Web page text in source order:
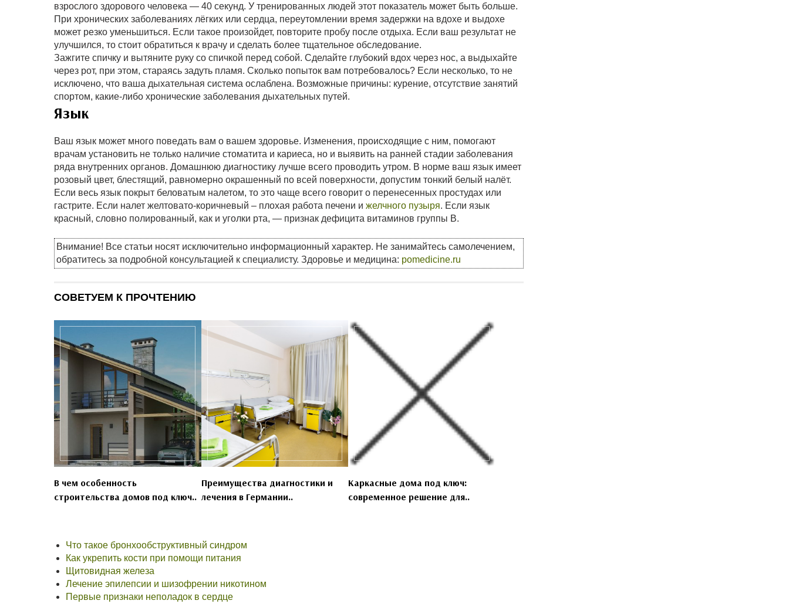
взрослого здорового человека — 40 секунд. У тренированных людей этот показатель может быть больше.
При хронических заболеваниях лёгких или сердца, переутомлении время задержки на вдохе и выдохе
может резко уменьшиться. Если такое произойдет, повторите пробу после отдыха. Если ваш результат не
улучшился, то стоит обратиться к врачу и сделать более тщательное обследование.
Зажгите спичку и вытяните руку со спичкой перед собой. Сделайте глубокий вдох через нос, а выдыхайте
через рот, при этом, стараясь задуть пламя. Сколько попыток вам потребовалось? Если несколько, то не
исключено, что ваша дыхательная система ослаблена. Возможные причины: курение, отсутствие занятий
спортом, какие-либо хронические заболевания дыхательных путей.
Язык
Ваш язык может много поведать вам о вашем здоровье. Изменения, происходящие с ним, помогают
врачам установить не только наличие стоматита и кариеса, но и выявить на ранней стадии заболевания
ряда внутренних органов. Домашнюю диагностику лучше всего проводить утром. В норме ваш язык имеет
розовый цвет, блестящий, равномерно окрашенный по всей поверхности, допустим тонкий белый налёт.
Если весь язык покрыт беловатым налетом, то это чаще всего говорит о перенесенных простудах или
гастрите. Если налет желтовато-коричневый – плохая работа печени и желчного пузыря. Если язык
красный, словно полированный, как и уголки рта, — признак дефицита витаминов группы В.
Внимание! Все статьи носят исключительно информационный характер. Не занимайтесь самолечением,
обратитесь за подробной консультацией к специалисту. Здоровье и медицина: pomedicine.ru
СОВЕТУЕМ К ПРОЧТЕНИЮ
В чем особенность
строительства домов под ключ..
Преимущества диагностики и
лечения в Германии..
Каркасные дома под ключ:
современное решение для..
Что такое бронхообструктивный синдром
Как укрепить кости при помощи питания
Щитовидная железа
Лечение эпилепсии и шизофрении никотином
Первые признаки неполадок в сердце